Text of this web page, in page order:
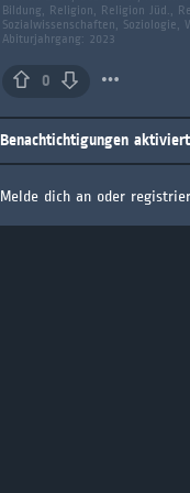
Bildung, Religion, Religion Jüd.,
Sozialwissenschaften, Soziologie,
Abiturjahrgang: 2023
0
Benachtichtigungen
Melde dich an oder